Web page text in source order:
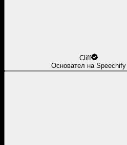
Cliff
Основател на Speechify